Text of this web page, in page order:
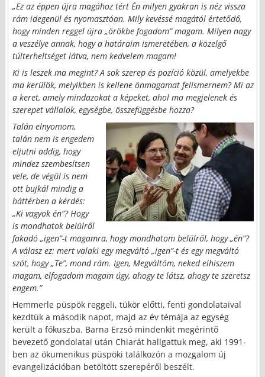
„Ez az éppen újra magához tért Én milyen gyakran is néz vissza
rám idegenül és nyomasztóan. Mily kevéssé magától értetődő,
hogy minden reggel újra „örökbe fogadom” magam. Milyen nagy
a veszélye annak, hogy a határaim ismeretében, a közelgő
túlterheltséget látva, nem kedvelem magam!
Ki is leszek ma megint? A sok szerep és pozíció közül, amelyekbe
ma kerülök, melyikben is kellene önmagamat felismernem? Mi az
a keret, amely mindazokat a képeket, ahol ma megjelenek és
szerepet vállalok, egységbe, összefüggésbe hozza?
Talán elnyomom,
talán nem is engedem
eljutni addig, hogy
mindez szembesítsen
vele, de végül is nem
ott bujkál mindig a
háttérben a kérdés:
„Ki vagyok én”? Hogy
is mondhatok belülről
fakadó „igen”-t magamra, hogy mondhatom belülről, hogy „én”?
A válasz ez: mert valaki egy megváltó „igen”-t és egy megváltó
szót, hogy „Te”, mond rám. Igen, Megváltóm, neked elhiszem
magam, elfogadom magam úgy, ahogy te látsz, ahogy te szeretsz
engem.”
Hemmerle püspök reggeli, tükör előtti, fenti gondolataival
kezdtük a második napot, majd az év témája az egység
került a fókuszba. Barna Erzsó mindenkit megérintő
bevezető gondolatai után Chiarát hallgattuk meg, aki 1991-
ben az ökumenikus püspöki találkozón a mozgalom új
evangelizációban betöltött szerepéről beszélt.